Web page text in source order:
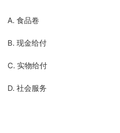
A. 食品卷
B. 现金给付
C. 实物给付
D. 社会服务